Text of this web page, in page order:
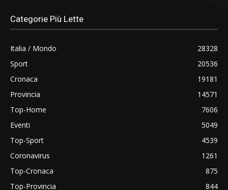
Categorie Più Lette
Italia / Mondo
28328
Sport
20536
Cronaca
19181
Provincia
14571
Top-Home
7606
Eventi
5049
Top-Sport
4539
Coronavirus
1261
Top-Cronaca
875
Top-Provincia
844